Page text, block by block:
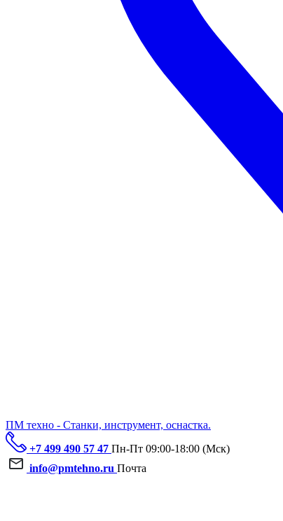
ПМ техно - Станки, инструмент, оснастка.
+7 499 490 57 47 Пн-Пт 09:00-18:00 (Мск)
info@pmtehno.ru Почта